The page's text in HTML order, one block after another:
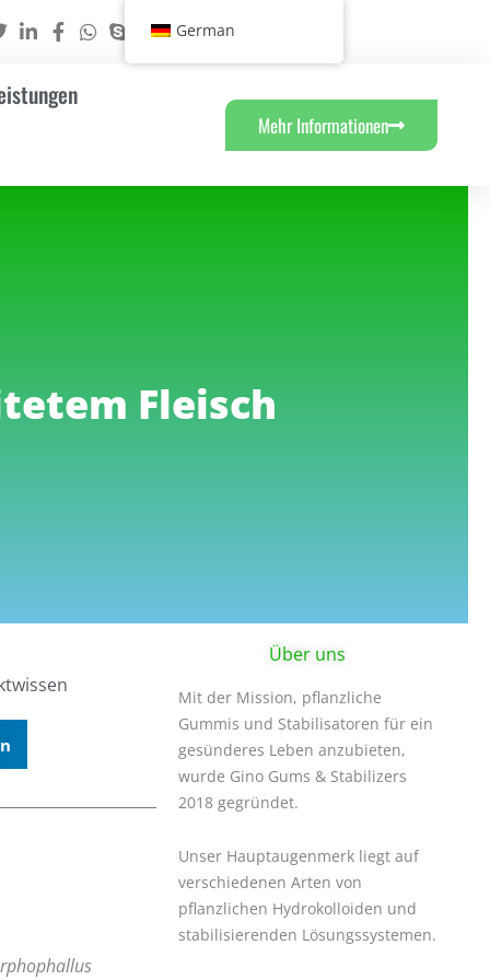
Mehr Informationen
Fleisch
Über uns
Mit der Mission, pflanzliche
Gummis und Stabilisatoren für ein
gesünderes Leben anzubieten,
wurde Gino Gums & Stabilizers
2018 gegründet.
Unser Hauptaugenmerk liegt auf
verschiedenen Arten von
pflanzlichen Hydrokolloiden und
stabilisierenden Lösungssystemen.
German